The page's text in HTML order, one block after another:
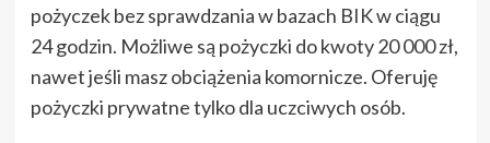
pożyczek bez sprawdzania w bazach BIK w ciągu
24 godzin. Możliwe są pożyczki do kwoty 20 000 zł,
nawet jeśli masz obciążenia komornicze. Oferuję
pożyczki prywatne tylko dla uczciwych osób.